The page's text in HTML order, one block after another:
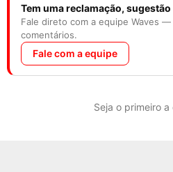
Tem uma reclamação,
Fale direto com a equipe Waves
comentários.
Fale com a equipe
Seja o primeiro a